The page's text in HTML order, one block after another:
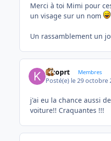
Merci à toi Mimi pour
un visage sur un nom
Un rassamblement un
kizoprt Membres
Posté(e) le 29 octobre
j'ai eu la chance aussi
voiture!! Craquantes !!!